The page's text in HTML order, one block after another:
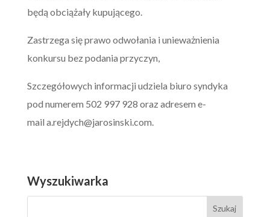
będą obciążały kupującego.
Zastrzega się prawo odwołania i unieważnienia
konkursu bez podania przyczyn,
Szczegółowych informacji udziela biuro syndyka
pod numerem 502 997 928 oraz adresem e-
mail a.rejdych@jarosinski.com.
Wyszukiwarka